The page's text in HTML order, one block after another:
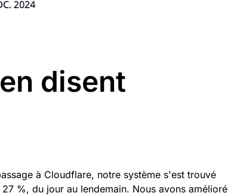
disent
à Cloudflare, notre système s'est trouvé
%, du jour au lendemain. Nous avons amélioré